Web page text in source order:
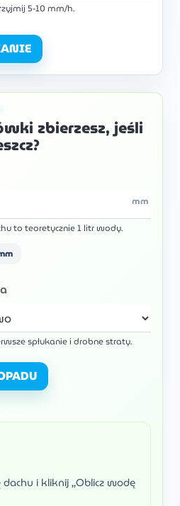
5-10 mm/h.
zbierzesz, jeśli
mm
to teoretycznie 1 litr wody.
spłukanie i drobne straty.
i kliknij „Oblicz wodę